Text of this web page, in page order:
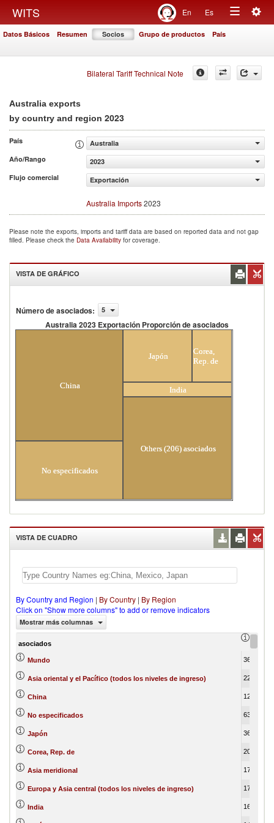
WITS En Es
Toggle
Datos Básicos Resumen Socios Grupo de productos País
Bilateral Tariff Technical Note
Australia exports
by country and region 2023
País
Australia
Año/Rango
2023
Flujo comercial
Exportación
Australia Imports2023
Please note the exports, imports and tariff data are based on reported data and not gap
filled. Please check the Data Availability for coverage.
VISTA DE GRÁFICO
Número de asociados: 5
Australia 2023 Exportación Proporción de asociados
China
No especificados
Japón
Corea,
Rep. de
India
Others (206) asociados
VISTA DE CUADRO
By Country and Region | By Country | By Region
Click on "Show more columns" to add or remove indicators
Mostrar más columnas
asociados
Mundo
Asia oriental y el Pacífico (todos los niveles de ingreso)
China
No especificados
Japón
Corea, Rep. de
Asia meridional
Europa y Asia central (todos los niveles de ingreso)
India